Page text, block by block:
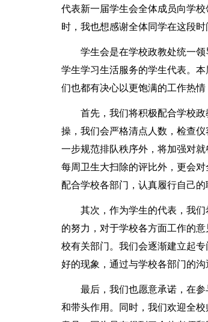
代表新一届学生会全体成员向学
时，我也想感谢全体同学在这段
学生会是在学校政教处统一
学生学习生活服务的学生代表。
们也都有决心以更饱满的工作热
首先，我们将积极配合学校
操，我们会严格清点人数，检查
一步规范排队秩序外，将加强对
每周卫生大扫除的评比外，更会
配合学校各部门，认真履行自己
其次，作为学生的代表，我
的努力，对于学校各方面工作的
校有关部门。我们会逐渐建立起
好的现象，通过与学校各部门的
最后，我们也愿意承诺，在
和带头作用。同时，我们欢迎全